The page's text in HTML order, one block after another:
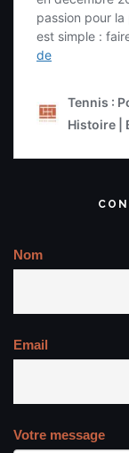
Nom
Email
Votre message